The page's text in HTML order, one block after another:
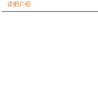
详细介绍